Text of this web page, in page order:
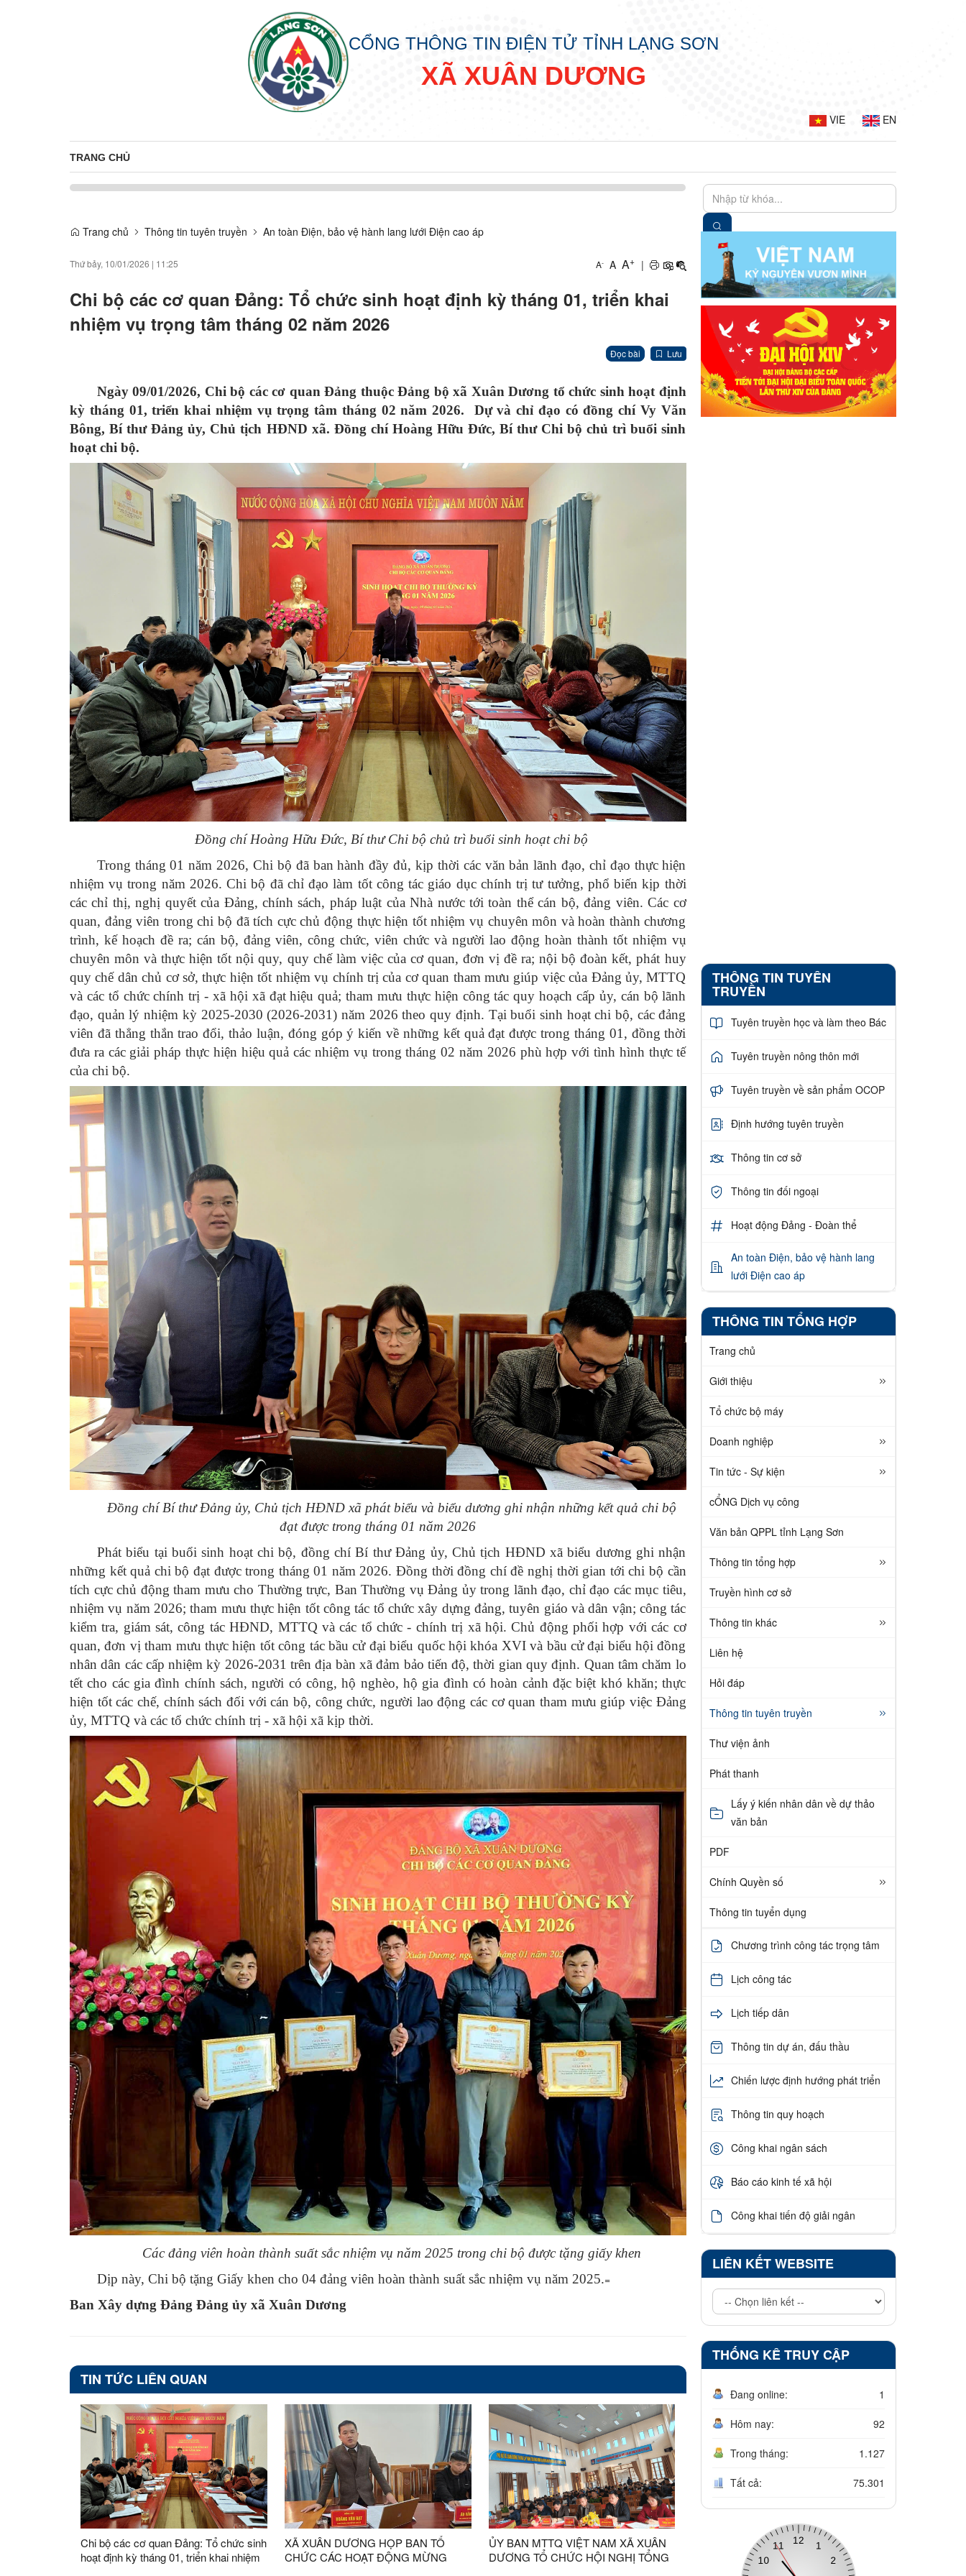
CỔNG THÔNG TIN ĐIỆN TỬ TỈNH LẠNG SƠN
XÃ XUÂN DƯƠNG
VIE EN
TRANG CHỦ
Trang chủ Thông tin tuyên truyền An toàn Điện, bảo vệ hành lang lưới Điện cao áp
Thứ bảy, 10/01/2026 | 11:25 A- A A+ |
Chi bộ các cơ quan Đảng: Tổ chức sinh hoạt định kỳ tháng 01, triển khai
nhiệm vụ trọng tâm tháng 02 năm 2026
Đọc bài Lưu
Ngày 09/01/2026, Chi bộ các cơ quan Đảng thuộc Đảng bộ xã Xuân Dương tổ chức sinh hoạt định
kỳ tháng 01, triển khai nhiệm vụ trọng tâm tháng 02 năm 2026. Dự và chỉ đạo có đồng chí Vy Văn
Bông, Bí thư Đảng ủy, Chủ tịch HĐND xã. Đồng chí Hoàng Hữu Đức, Bí thư Chi bộ chủ trì buổi sinh
hoạt chi bộ.
Đồng chí Hoàng Hữu Đức, Bí thư Chi bộ chủ trì buổi sinh hoạt chi bộ
Trong tháng 01 năm 2026, Chi bộ đã ban hành đầy đủ, kịp thời các văn bản lãnh đạo, chỉ đạo thực hiện
nhiệm vụ trong năm 2026. Chi bộ đã chỉ đạo làm tốt công tác giáo dục chính trị tư tưởng, phổ biến kịp thời
các chỉ thị, nghị quyết của Đảng, chính sách, pháp luật của Nhà nước tới toàn thể cán bộ, đảng viên. Các cơ
quan, đảng viên trong chi bộ đã tích cực chủ động thực hiện tốt nhiệm vụ chuyên môn và hoàn thành chương
trình, kế hoạch đề ra; cán bộ, đảng viên, công chức, viên chức và người lao động hoàn thành tốt nhiệm vụ
chuyên môn và thực hiện tốt nội quy, quy chế làm việc của cơ quan, đơn vị đề ra; nội bộ đoàn kết, phát huy
quy chế dân chủ cơ sở, thực hiện tốt nhiệm vụ chính trị của cơ quan tham mưu giúp việc của Đảng ủy, MTTQ
và các tổ chức chính trị - xã hội xã đạt hiệu quả; tham mưu thực hiện công tác quy hoạch cấp ủy, cán bộ lãnh
đạo, quản lý nhiệm kỳ 2025-2030 (2026-2031) năm 2026 theo quy định. Tại buổi sinh hoạt chi bộ, các đảng
viên đã thẳng thắn trao đổi, thảo luận, đóng góp ý kiến về những kết quả đạt được trong tháng 01, đồng thời
đưa ra các giải pháp thực hiện hiệu quả các nhiệm vụ trong tháng 02 năm 2026 phù hợp với tình hình thực tế
của chi bộ.
Đồng chí Bí thư Đảng ủy, Chủ tịch HĐND xã phát biểu và biểu dương ghi nhận những kết quả chi bộ
đạt được trong tháng 01 năm 2026
Phát biểu tại buổi sinh hoạt chi bộ, đồng chí Bí thư Đảng ủy, Chủ tịch HĐND xã biểu dương ghi nhận
những kết quả chi bộ đạt được trong tháng 01 năm 2026. Đồng thời đồng chí đề nghị thời gian tới chi bộ cần
tích cực chủ động tham mưu cho Thường trực, Ban Thường vụ Đảng ủy trong lãnh đạo, chỉ đạo các mục tiêu,
nhiệm vụ năm 2026; tham mưu thực hiện tốt công tác tổ chức xây dựng đảng, tuyên giáo và dân vận; công tác
kiểm tra, giám sát, công tác HĐND, MTTQ và các tổ chức - chính trị xã hội. Chủ động phối hợp với các cơ
quan, đơn vị tham mưu thực hiện tốt công tác bầu cử đại biểu quốc hội khóa XVI và bầu cử đại biểu hội đồng
nhân dân các cấp nhiệm kỳ 2026-2031 trên địa bàn xã đảm bảo tiến độ, thời gian quy định. Quan tâm chăm lo
tết cho các gia đình chính sách, người có công, hộ nghèo, hộ gia đình có hoàn cảnh đặc biệt khó khăn; thực
hiện tốt các chế, chính sách đối với cán bộ, công chức, người lao động các cơ quan tham mưu giúp việc Đảng
ủy, MTTQ và các tổ chức chính trị - xã hội xã kịp thời.
Các đảng viên hoàn thành suất sắc nhiệm vụ năm 2025 trong chi bộ được tặng giấy khen
Dịp này, Chi bộ tặng Giấy khen cho 04 đảng viên hoàn thành suất sắc nhiệm vụ năm 2025.=
Ban Xây dựng Đảng Đảng ủy xã Xuân Dương
TIN TỨC LIÊN QUAN
Chi bộ các cơ quan Đảng: Tổ chức sinh
hoạt định kỳ tháng 01, triển khai nhiệm
XÃ XUÂN DƯƠNG HỌP BAN TỔ
CHỨC CÁC HOẠT ĐỘNG MỪNG
ỦY BAN MTTQ VIỆT NAM XÃ XUÂN
DƯƠNG TỔ CHỨC HỘI NGHỊ TỔNG
THÔNG TIN TUYÊN
TRUYỀN
Tuyên truyền học và làm theo Bác
Tuyên truyền nông thôn mới
Tuyên truyền về sản phẩm OCOP
Định hướng tuyên truyền
Thông tin cơ sở
Thông tin đối ngoại
Hoạt động Đảng - Đoàn thể
An toàn Điện, bảo vệ hành lang
lưới Điện cao áp
THÔNG TIN TỔNG HỢP
Trang chủ
Giới thiệu
Tổ chức bộ máy
Doanh nghiệp
Tin tức - Sự kiện
cỔNG Dịch vụ công
Văn bản QPPL tỉnh Lạng Sơn
Thông tin tổng hợp
Truyền hình cơ sở
Thông tin khác
Liên hệ
Hỏi đáp
Thông tin tuyên truyền
Thư viện ảnh
Phát thanh
Lấy ý kiến nhân dân về dự thảo
văn bản
PDF
Chính Quyền số
Thông tin tuyển dụng
Chương trình công tác trọng tâm
Lịch công tác
Lịch tiếp dân
Thông tin dự án, đấu thầu
Chiến lược định hướng phát triển
Thông tin quy hoạch
Công khai ngân sách
Báo cáo kinh tế xã hội
Công khai tiến độ giải ngân
LIÊN KẾT WEBSITE
THỐNG KÊ TRUY CẬP
Đang online: 1
Hôm nay: 92
Trong tháng: 1.127
Tất cả: 75.301